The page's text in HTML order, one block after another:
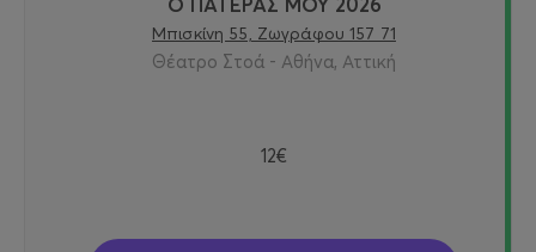
Μπισκίνη 55, Ζωγράφου 157 71
Θέατρο Στοά - Αθήνα, Αττική
12€